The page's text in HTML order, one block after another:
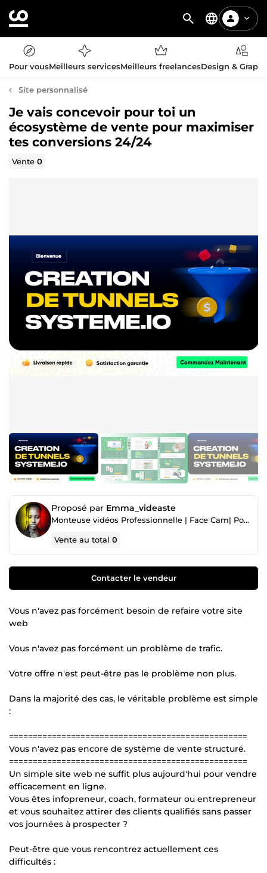
Pour vousMeilleurs servicesMeilleurs freelancesDesign &
Site personnalisé
Je vais concevoir pour toi un
écosystème de vente pour maximiser
tes conversions 24/24
Vente0
Proposé par Emma_videaste
Monteuse vidéos Professionnelle | Face Cam| Podcast| Short|ADS| Sales Funnel Builder Sales Funnel |
Vente au total0
Contacter le vendeur
Vous n'avez pas forcément besoin de refaire votre site
web
Vous n'avez pas forcément un problème de trafic.
Votre offre n'est peut-être pas le problème non plus.
Dans la majorité des cas, le véritable problème est simple
:
==================================================
Vous n'avez pas encore de système de vente structuré.
==================================================
Un simple site web ne suffit plus aujourd'hui pour vendre
efficacement en ligne.
Vous êtes infopreneur, coach, formateur ou entrepreneur
et vous souhaitez attirer des clients qualifiés sans passer
vos journées à prospecter ?
Peut-être que vous rencontrez actuellement ces
difficultés :